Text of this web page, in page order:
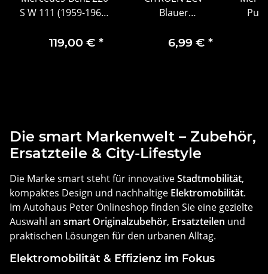
S W 111 (1959-1965)
119,00 € *
Blauer
6,99 € *
Die smart Markenwelt – Zubehör,
Ersatzteile & City-Lifestyle
Die Marke smart steht für innovativeStadtmobilität,
kompaktes Design und nachhaltige Elektromobilität.
Im Autohaus Peter Onlineshop finden Sie eine gezielte
Auswahl an smart Originalzubehör, Ersatzteilen und
praktischen Lösungen für den urbanen Alltag.
Elektromobilität & Effizienz im Fokus